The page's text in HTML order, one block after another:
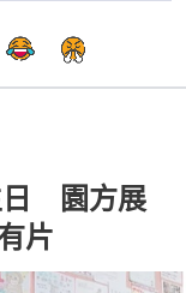
日 園方展
片